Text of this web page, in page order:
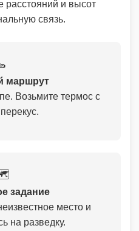
расстояний и высот
связь.
маршрут
Возьмите термос с
задание
место и
на разведку.